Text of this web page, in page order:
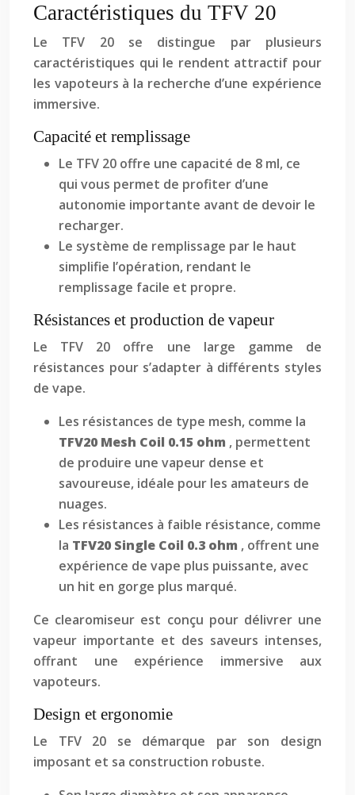
Caractéristiques du TFV 20
Le TFV 20 se distingue par plusieurs
caractéristiques qui le rendent attractif pour
les vapoteurs à la recherche d’une expérience
immersive.
Capacité et remplissage
Le TFV 20 offre une capacité de 8 ml, ce
qui vous permet de profiter d’une
autonomie importante avant de devoir le
recharger.
Le système de remplissage par le haut
simplifie l’opération, rendant le
remplissage facile et propre.
Résistances et production de vapeur
Le TFV 20 offre une large gamme de
résistances pour s’adapter à différents styles
de vape.
Les résistances de type mesh, comme la
TFV20 Mesh Coil 0.15 ohm , permettent
de produire une vapeur dense et
savoureuse, idéale pour les amateurs de
nuages.
Les résistances à faible résistance, comme
la TFV20 Single Coil 0.3 ohm , offrent une
expérience de vape plus puissante, avec
un hit en gorge plus marqué.
Ce clearomiseur est conçu pour délivrer une
vapeur importante et des saveurs intenses,
offrant une expérience immersive aux
vapoteurs.
Design et ergonomie
Le TFV 20 se démarque par son design
imposant et sa construction robuste.